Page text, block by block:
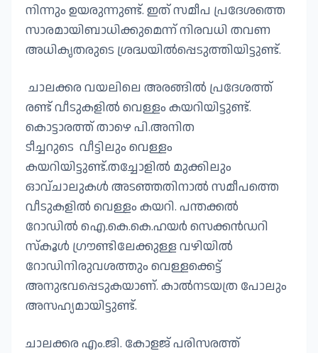
നിന്നും ഉയരുന്നുണ്ട്. ഇത് സമീപ പ്രദേശത്തെ
സാരമായിബാധിക്കുമെന്ന് നിരവധി തവണ
അധികൃതരുടെ ശ്രദ്ധയിൽപ്പെടുത്തിയിട്ടുണ്ട്.
ചാലക്കര വയലിലെ അരങ്ങിൽ പ്രദേശത്ത്
രണ്ട് വീടുകളിൽ വെള്ളം കയറിയിട്ടുണ്ട്.
കൊട്ടാരത്ത് താഴെ പി.അനിത
ടീച്ചറുടെ വീട്ടിലും വെള്ളം
കയറിയിട്ടുണ്ട്.തച്ചോളിൽ മുക്കിലും
ഓവ്ചാലുകൾ അടഞ്ഞതിനാൽ സമീപത്തെ
വീടുകളിൽ വെള്ളം കയറി. പന്തക്കൽ
റോഡിൽ ഐ.കെ.കെ.ഹയർ സെക്കൻഡറി
സ്‌കൂൾ ഗ്രൗണ്ടിലേക്കുള്ള വഴിയിൽ
റോഡിനിരുവശത്തും വെള്ളക്കെട്ട്
അനുഭവപ്പെടുകയാണ്. കാൽനടയത്ര പോലും
അസഹ്യമായിട്ടുണ്ട്.
ചാലക്കര എം.ജി. കോളജ് പരിസരത്ത്